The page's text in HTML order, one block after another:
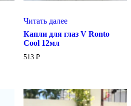
Читать далее
Капли для глаз V Ronto
Cool 12мл
513 ₽